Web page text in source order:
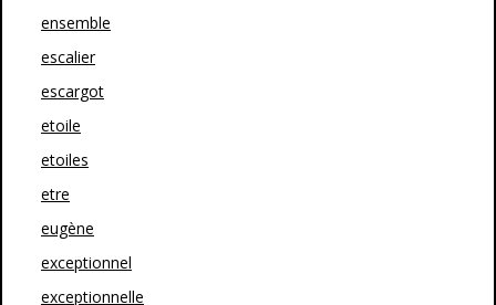
ensemble
escalier
escargot
etoile
etoiles
etre
eugène
exceptionnel
exceptionnelle